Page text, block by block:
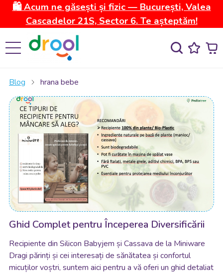
🛍️ Acum ne găsești și fizic — București, Valea
Cascadelor 21S, Sector 6. Te așteptăm!
Blog hrana bebe
Ghid Complet pentru Începerea Diversificării
Recipiente din Silicon Babyjem și Cassava de la Miniware
Dragi părinți și cei interesați de sănătatea și confortul
micuților voștri, suntem aici pentru a vă oferi un ghid detaliat